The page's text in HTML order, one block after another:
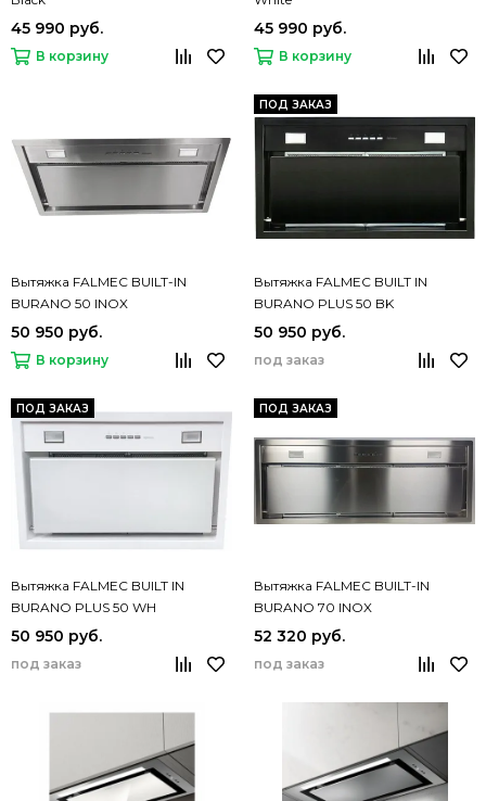
45 990 руб.
В корзину
45 990 руб.
В корзину
Вытяжка FALMEC BUILT-IN
BURANO 50 INOX
50 950 руб.
В корзину
ПОД ЗАКАЗ
Вытяжка FALMEC BUILT IN
BURANO PLUS 50 BK
50 950 руб.
под заказ
ПОД ЗАКАЗ
Вытяжка FALMEC BUILT IN
BURANO PLUS 50 WH
50 950 руб.
под заказ
ПОД ЗАКАЗ
Вытяжка FALMEC BUILT-IN
BURANO 70 INOX
52 320 руб.
под заказ